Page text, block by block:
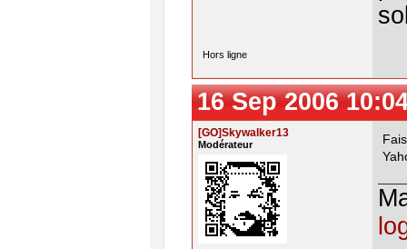
Hors ligne
16 Sep 2006
[GO]Skywalker13
Modérateur